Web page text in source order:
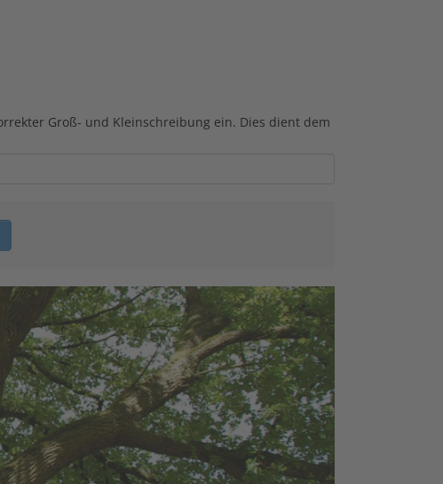
Groß- und Kleinschreibung ein. Dies dient dem